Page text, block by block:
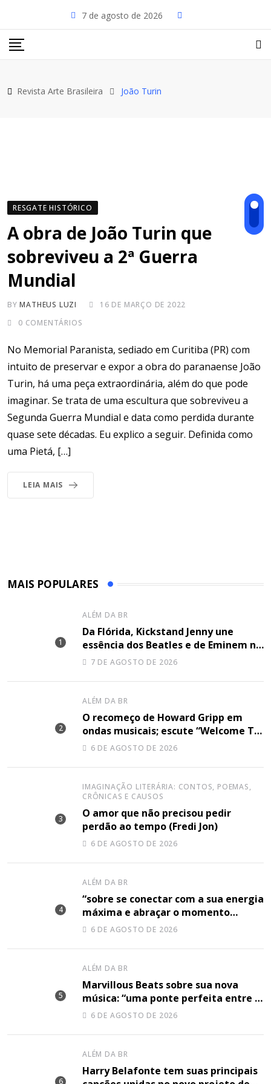
content
7 de agosto de 2026
Revista Arte Brasileira João Turin
RESGATE HISTÓRICO
A obra de João Turin que
sobreviveu a 2ª Guerra
Mundial
BYMATHEUS LUZI
16 DE MARÇO DE 2022
0 COMENTÁRIOS
No Memorial Paranista, sediado em Curitiba (PR) com
intuito de preservar e expor a obra do paranaense João
Turin, há uma peça extraordinária, além do que pode
imaginar. Se trata de uma escultura que sobreviveu a
Segunda Guerra Mundial e data como perdida durante
quase sete décadas. Eu explico a seguir. Definida como
uma Pietá, […]
LEIA MAIS
MAIS POPULARES
ALÉM DA BR
Da Flórida, Kickstand Jenny une
essência dos Beatles e de Eminem na
canção “Lose Together”
7 DE AGOSTO DE 2026
ALÉM DA BR
O recomeço de Howard Gripp em
ondas musicais; escute “Welcome To
Your Life”
6 DE AGOSTO DE 2026
IMAGINAÇÃO LITERÁRIA: CONTOS, POEMAS,
CRÔNICAS E CAUSOS
O amor que não precisou pedir
perdão ao tempo (Fredi Jon)
6 DE AGOSTO DE 2026
ALÉM DA BR
“sobre se conectar com a sua energia
máxima e abraçar o momento
plenamente”, disse Shery M sobre
6 DE AGOSTO DE 2026
ALÉM DA BR
Marvillous Beats sobre sua nova
música: “uma ponte perfeita entre o
hip-hop underground e a elegância
6 DE AGOSTO DE 2026
ALÉM DA BR
Harry Belafonte tem suas principais